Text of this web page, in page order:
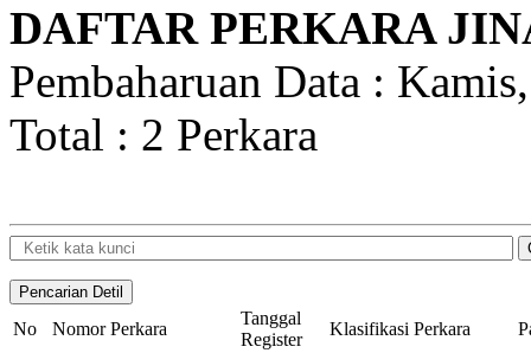
DAFTAR PERKARA
Pembaharuan Data :
Total : 2 Perkara
No Nomor Perkara
Tanggal
Register
Klasifikasi Perkara